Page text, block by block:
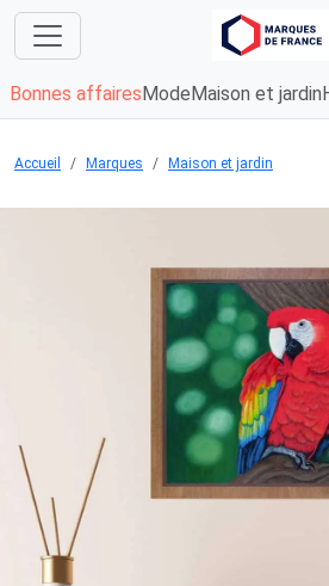
Bonnes affaires Mode Maison et jardin
Accueil Marques Maison et jardin
Chargement...